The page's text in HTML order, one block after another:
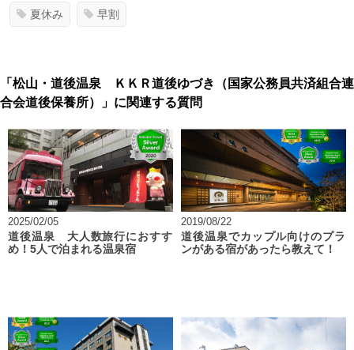
夏休み 早割
「松山・道後温泉 ＫＫＲ道後ゆづき（国家公務員共済組合連
合会道後保養所）」に関連する質問
2025/02/05
道後温泉 大人数旅行におすす
め！5人で泊まれる温泉宿
2019/08/22
道後温泉でカップル向けのプラ
ンがある宿があったら教えて！